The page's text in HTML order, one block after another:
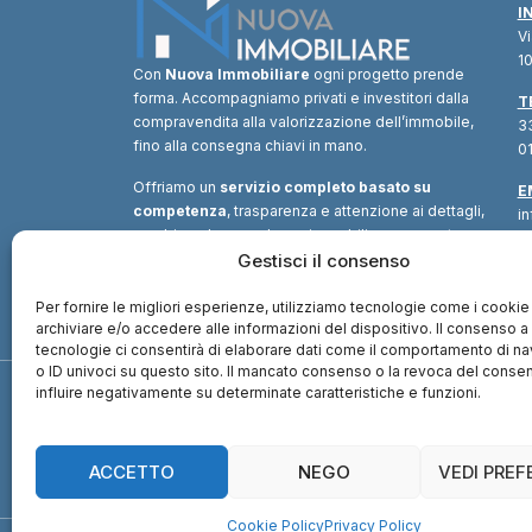
Gestisci il consenso
Per fornire le migliori esperienze, utilizziamo tecnologie come i
archiviare e/o accedere alle informazioni del dispositivo. Il consenso
tecnologie ci consentirà di elaborare dati come il comportamento di
o ID univoci su questo sito. Il mancato consenso o la revoca del
influire negativamente su determinate caratteristiche e funzioni.
ACCETTO NEGO VEDI
Cookie PolicyPrivacy Policy
Con Nuova Immobiliare ogni progetto prende
forma. Accompagniamo privati e investitori dalla
compravendita alla valorizzazione dell’immobile,
fino alla consegna chiavi in mano.
Offriamo un servizio completo basato su
competenza, trasparenza e attenzione ai dettagli,
combinando consulenza immobiliare, supporto
tecnico e soluzioni finanziarie.Un unico
valore.